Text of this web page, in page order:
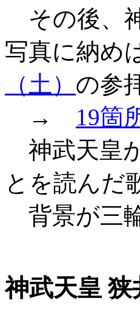
その後、
写真に納め
（土） の参
→ 19箇
神武天皇
とを読んだ
背景が三
神武天皇